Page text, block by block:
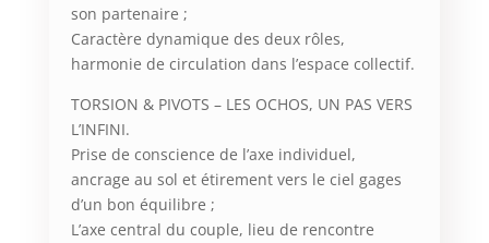
son partenaire ;
Caractère dynamique des deux rôles,
harmonie de circulation dans l’espace collectif.
TORSION & PIVOTS – LES OCHOS, UN PAS VERS
L’INFINI.
Prise de conscience de l’axe individuel,
ancrage au sol et étirement vers le ciel gages
d’un bon équilibre ;
L’axe central du couple, lieu de rencontre